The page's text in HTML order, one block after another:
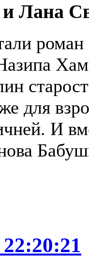
и Лана
роман
для
И